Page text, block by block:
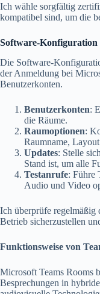
Ich wähle sorgfältig
kompatibel sind, um die
Software-Konfiguration
Die Software-
der Anmeldung bei
Benutzerkonten.
Benutzerkonten:
die Räume.
Raumoptionen:
Raumname,
Updates: Stelle
Stand ist, um alle
Testanrufe: Führe
Audio und Video
Ich überprüfe regelmäßig
Betrieb sicherzustellen
Funktionsweise von
Microsoft Teams Rooms
Besprechungen in